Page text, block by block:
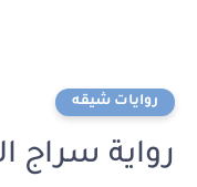
روايات شيقه
رواية سراج